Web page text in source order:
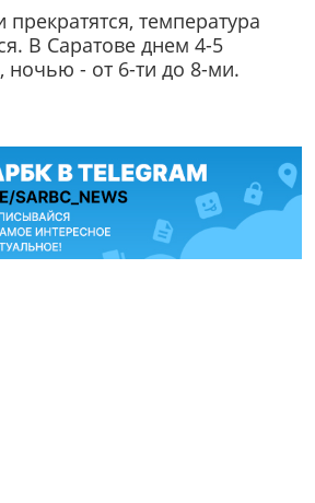
прекратятся, температура
В Саратове днем 4-5
ночью - от 6-ти до 8-ми.